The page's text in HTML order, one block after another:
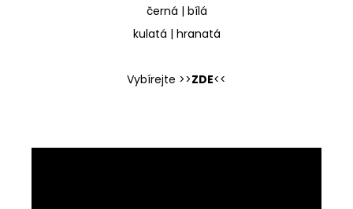
černá | bílá
kulatá | hranatá
Vybírejte >>ZDE<<